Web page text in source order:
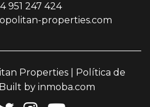
951 247 424
properties.com
Properties |
Política de
Built by inmoba.com